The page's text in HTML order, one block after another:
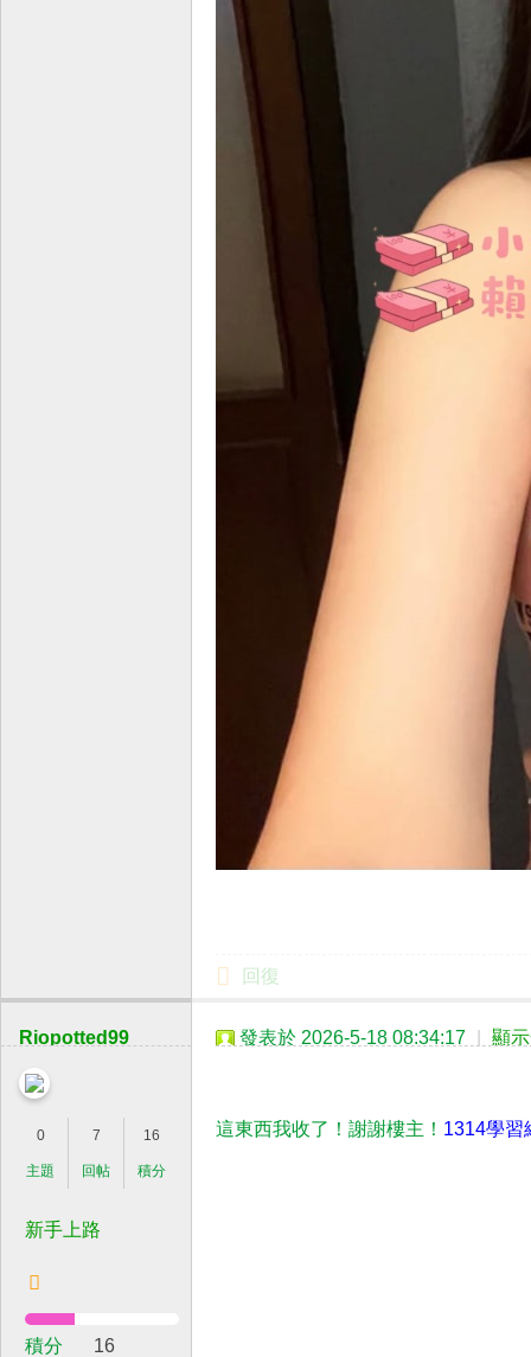
回復
Riopotted99
0
主題
7
回帖
16
積分
新手上路
積分 16
發表於 2026-5-18 08:34:17 顯
這東西我收了！謝謝樓主！ 1314學習